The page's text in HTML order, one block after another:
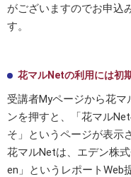
がございますのでお申込
す。
花マルNetの利用には初
受講者Myページから花マ
ンを押すと、「花マル
そ」というページが表示
花マルNetは、エデン株
en」というレポートWeb